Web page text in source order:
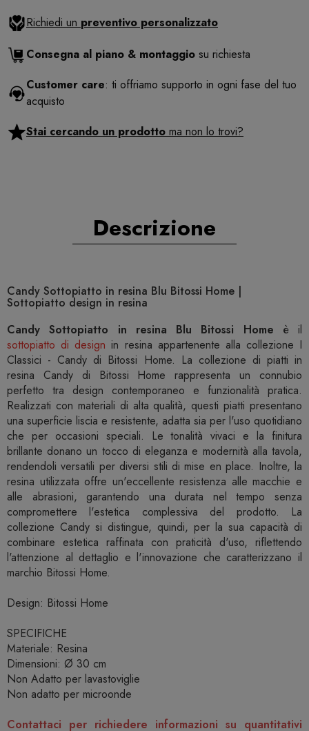
Richiedi un preventivo personalizzato
Consegna al piano & montaggio su richiesta
Customer care: ti offriamo supporto in ogni fase del tuo
acquisto
Stai cercando un prodotto ma non lo trovi?
Descrizione
Candy Sottopiatto in resina Blu Bitossi Home |
Sottopiatto design in resina
Candy Sottopiatto in resina Blu Bitossi Home è il
sottopiatto di design in resina appartenente alla collezione I
Classici - Candy di Bitossi Home. La collezione di piatti in
resina Candy di Bitossi Home rappresenta un connubio
perfetto tra design contemporaneo e funzionalità pratica.
Realizzati con materiali di alta qualità, questi piatti presentano
una superficie liscia e resistente, adatta sia per l'uso quotidiano
che per occasioni speciali. Le tonalità vivaci e la finitura
brillante donano un tocco di eleganza e modernità alla tavola,
rendendoli versatili per diversi stili di mise en place. Inoltre, la
resina utilizzata offre un'eccellente resistenza alle macchie e
alle abrasioni, garantendo una durata nel tempo senza
compromettere l'estetica complessiva del prodotto. La
collezione Candy si distingue, quindi, per la sua capacità di
combinare estetica raffinata con praticità d'uso, riflettendo
l'attenzione al dettaglio e l'innovazione che caratterizzano il
marchio Bitossi Home.
Design: Bitossi Home
SPECIFICHE
Materiale: Resina
Dimensioni: Ø 30 cm
Non Adatto per lavastoviglie
Non adatto per microonde
Contattaci per richiedere informazioni su quantitativi